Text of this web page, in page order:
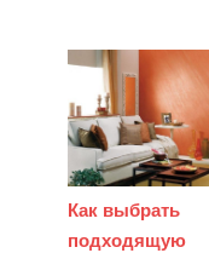
Как выбрать
подходящую